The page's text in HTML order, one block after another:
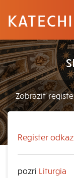
Register
pozri Liturgia